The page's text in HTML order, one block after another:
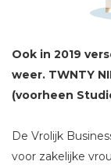
Ook in 2019
weer. TWNTY
(voorheen
De Vrolijk
voor zakelijke
* = verplicht